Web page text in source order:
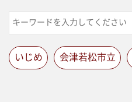
いじめ 会津若松市立